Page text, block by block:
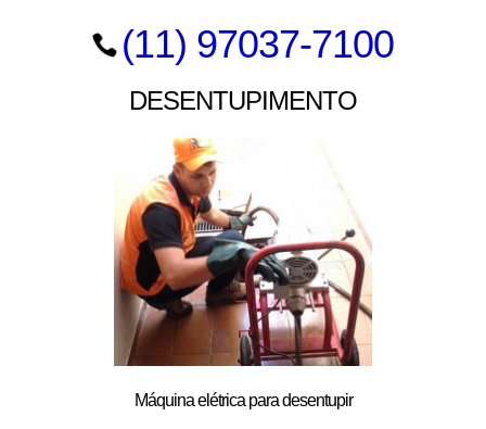
(11) 97037-7100
DESENTUPIMENTO
Máquina elétrica para desentupir